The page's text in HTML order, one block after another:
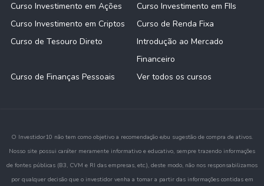
Curso Investimento em Ações
Curso Investimento em FIIs
Curso Investimento em Criptos
Curso de Renda Fixa
Curso de Tesouro Direto
Introdução ao Mercado
Financeiro
Curso de Finanças Pessoais
Ver todos os cursos
O Investidor10 não tem como objetivo a recomendação e/ou sugestão de compra de ativos.
Nosso site possui caráter meramente informativo e educativo, sempre trazendo informações
de fontes públicas (B3, CVM e RI das empresas, etc.), deste modo, não nos responsabilizamos
por qualquer decisão que o investidor venha a tomar a partir das informações contidas em